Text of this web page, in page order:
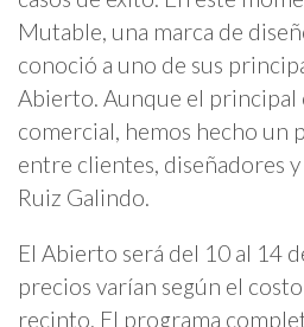
Mutable, una marca de
conoció a uno de sus
Abierto. Aunque el principal
comercial, hemos hecho un
entre clientes, diseñadores y
Ruiz Galindo.
El Abierto será del 10 al 14
precios varían según el
recinto. El programa